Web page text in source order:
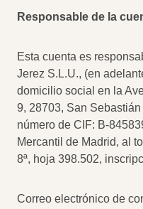
Responsable de la
Esta cuenta es
Jerez S.L.U., (en
domicilio social en la
9, 28703, San
número de CIF: B-
Mercantil de Madrid, al
8ª, hoja 398.502,
Correo electrónico de